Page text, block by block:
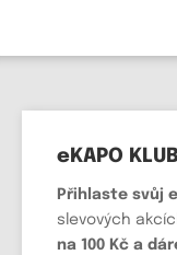
eKAPO KLUB
Přihlaste svůj
slevových
na 100 Kč a